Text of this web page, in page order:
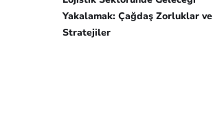
Yakalamak: Çağdaş Zorluklar ve
Stratejiler